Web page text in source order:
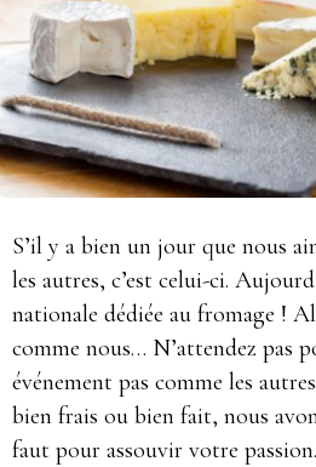
S’il y a bien un jour que nous
les autres, c’est celui-ci.
nationale dédiée au fromage !
comme nous… N’attendez pas
événement pas comme les
bien frais ou bien fait, nous
faut pour assouvir votre